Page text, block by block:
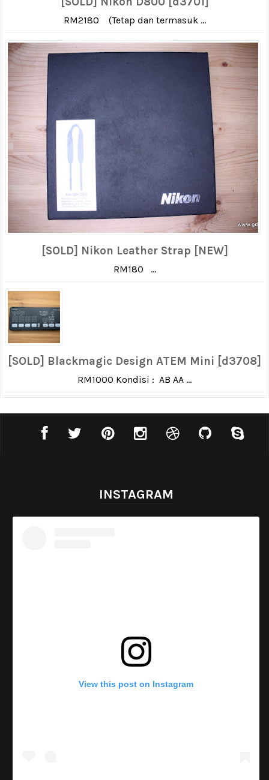
RM2180 (Tetap dan termasuk ...
[SOLD] Nikon Leather Strap [NEW]
RM180 ...
[SOLD] Blackmagic Design ATEM Mini [d3708]
RM1000 Kondisi : AB AA ...
INSTAGRAM
View this post on Instagram